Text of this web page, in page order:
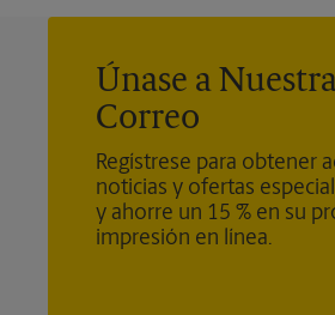
Únase a
Correo
Regístrese para obtener
noticias y ofertas
y ahorre un 15 % en su
impresión en línea.